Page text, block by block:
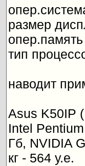
размер
опер.память
тип
наводит
Asus K50IP
Intel
Гб, NVIDIA
кг - 564 у.е.